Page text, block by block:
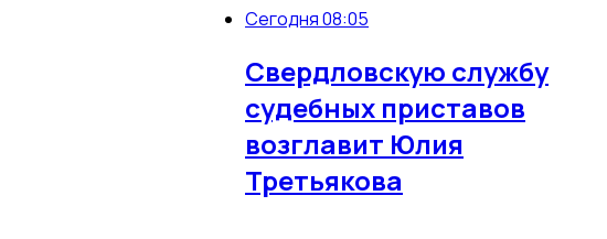
Сегодня 08:05
Свердловскую службу
судебных приставов
возглавит Юлия
Третьякова